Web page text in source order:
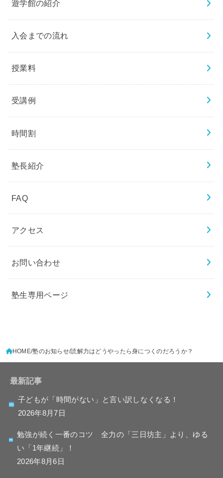
遊学館の紹介
入会までの流れ
授業料
受講例
時間割
塾長紹介
FAQ
アクセス
お問い合わせ
塾生専用ページ
HOME 塾のお知らせ 読解力はどうやったら身につくのだろうか？
最新記事
子どもが「時間がない」と言い訳しなくなる！
2026年8月7日
勉強が続く一番のコツ 全力の「三日坊主」より、ゆる
い「1年継続」！
2026年8月6日